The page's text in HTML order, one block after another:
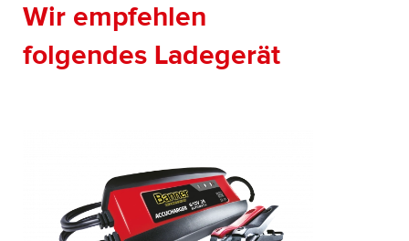
Wir empfehlen
folgendes Ladegerät